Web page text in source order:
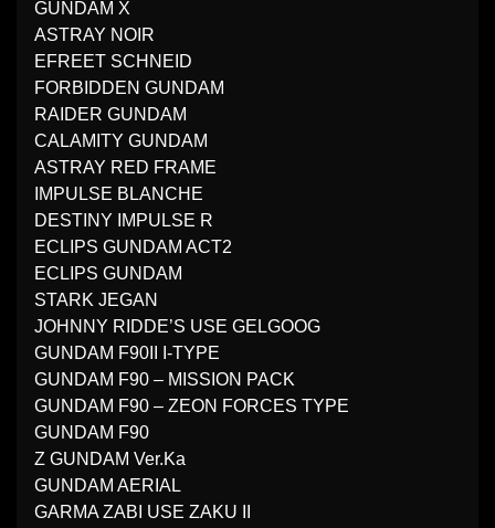
GUNDAM X
ASTRAY NOIR
EFREET SCHNEID
FORBIDDEN GUNDAM
RAIDER GUNDAM
CALAMITY GUNDAM
ASTRAY RED FRAME
IMPULSE BLANCHE
DESTINY IMPULSE R
ECLIPS GUNDAM ACT2
ECLIPS GUNDAM
STARK JEGAN
JOHNNY RIDDE’S USE GELGOOG
GUNDAM F90II I-TYPE
GUNDAM F90 – MISSION PACK
GUNDAM F90 – ZEON FORCES TYPE
GUNDAM F90
Z GUNDAM Ver.Ka
GUNDAM AERIAL
GARMA ZABI USE ZAKU II